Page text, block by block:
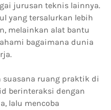
jurusan teknis lainnya.
yang tersalurkan lebih
melainkan alat bantu
bagaimana dunia
suasana ruang praktik di
berinteraksi dengan
lalu mencoba